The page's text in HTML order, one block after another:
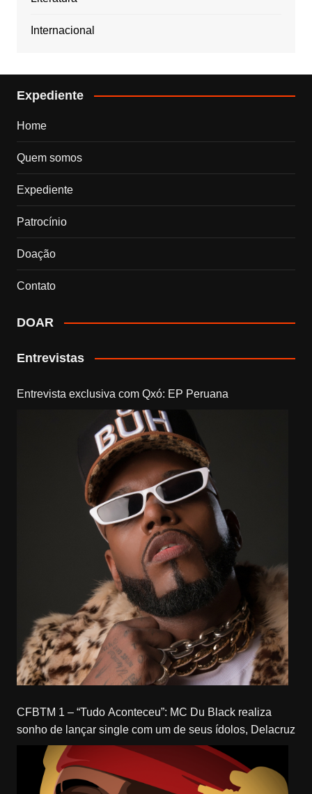
Internacional
Expediente
Home
Quem somos
Expediente
Patrocínio
Doação
Contato
DOAR
Entrevistas
Entrevista exclusiva com Qxó: EP Peruana
CFBTM 1 – “Tudo Aconteceu”: MC Du Black realiza
sonho de lançar single com um de seus ídolos, Delacruz